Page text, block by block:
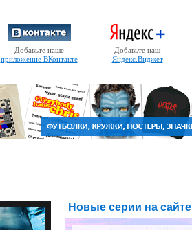
Добавьте наше
приложение ВКонтакте
Добавьте наш
Яндекс.Виджет
Новые серии на сайте